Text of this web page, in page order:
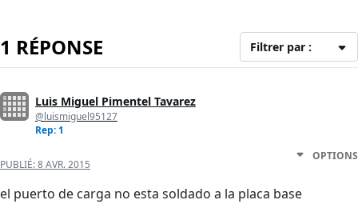
1 RÉPONSE Filtrer par :
Luis Miguel Pimentel Tavarez
@luismiguel95127
Rep: 1
PUBLIÉ:8 AVR. 2015
OPTIONS
el puerto de carga no esta soldado a la placa base